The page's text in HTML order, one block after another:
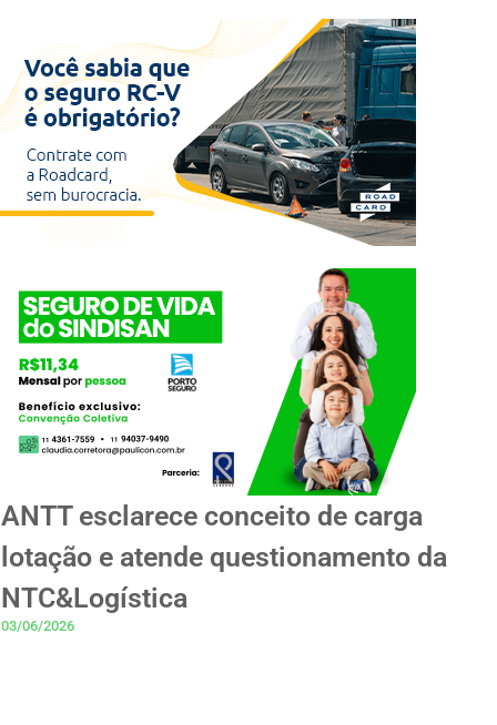
ANTT esclarece conceito de carga
lotação e atende questionamento da
NTC&Logística
03/06/2026